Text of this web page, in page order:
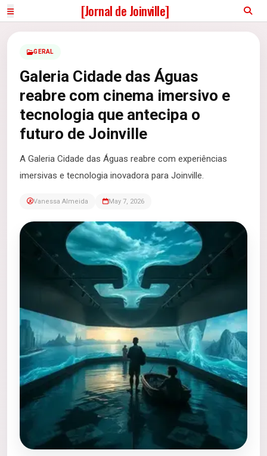
[Jornal de Joinville]
GERAL
Galeria Cidade das Águas
reabre com cinema imersivo e
tecnologia que antecipa o
futuro de Joinville
A Galeria Cidade das Águas reabre com experiências
imersivas e tecnologia inovadora para Joinville.
Vanessa Almeida May 7, 2026